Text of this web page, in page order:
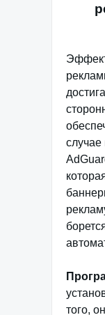
того,